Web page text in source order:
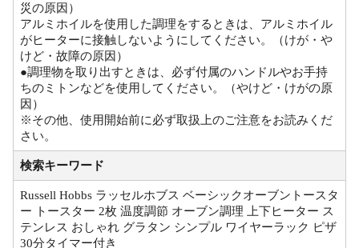
災の原因）
アルミホイルを使用した調理をするときは、アルミホイル
がヒーターに接触しないようにしてください。（けが・や
けど・故障の原因）
●調理物を取り出すときは、必ず付属のハンドルやお手持
ちのミトンなどを使用してください。（やけど・けがの原
因）
※その他、使用開始前に必ず取扱上のご注意をお読みくだ
さい。
検索キーワード
Russell Hobbs ラッセルホブス ベーシックオーブントースタ
ー トースター 2枚 温度調節 オーブン調理 上下ヒーター ス
テンレス おしゃれ グラタン シンプル ワイヤーラック ピザ
30分タイマー付き